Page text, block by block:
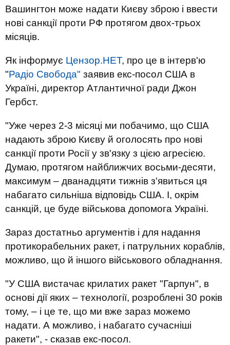
Вашингтон може надати Києву зброю і ввести
нові санкції проти РФ протягом двох-трьох
місяців.
Як інформує Цензор.НЕТ, про це в інтерв'ю
"Радіо Свобода" заявив екс-посол США в
Україні, директор Атлантичної ради Джон
Гербст.
"Уже через 2-3 місяці ми побачимо, що США
надають зброю Києву й оголосять про нові
санкції проти Росії у зв'язку з цією агресією.
Думаю, протягом найближчих восьми-десяти,
максимум – дванадцяти тижнів з'явиться ця
набагато сильніша відповідь США. І, окрім
санкцій, це буде військова допомога Україні.
Зараз достатньо аргументів і для надання
протикорабельних ракет, і патрульних кораблів,
можливо, що й іншого військового обладнання.
"У США вистачає крилатих ракет "Гарпун", в
основі дії яких – технології, розроблені 30 років
тому, – і це те, що ми вже зараз можемо
надати. А можливо, і набагато сучасніші
ракети", - сказав екс-посол.